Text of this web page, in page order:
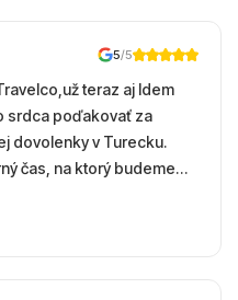
5/5
teraz aj Idem
srdca poďakovať za
dovolenky v Turecku.
čas, na ktorý budeme
​Všetko prebehlo
výberu zájazdu, cez